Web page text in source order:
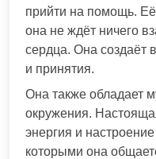
прийти на помощь.
она не ждёт ничего
сердца. Она создаёт
и принятия.
Она также обладает
окружения.
энергия и
которыми она